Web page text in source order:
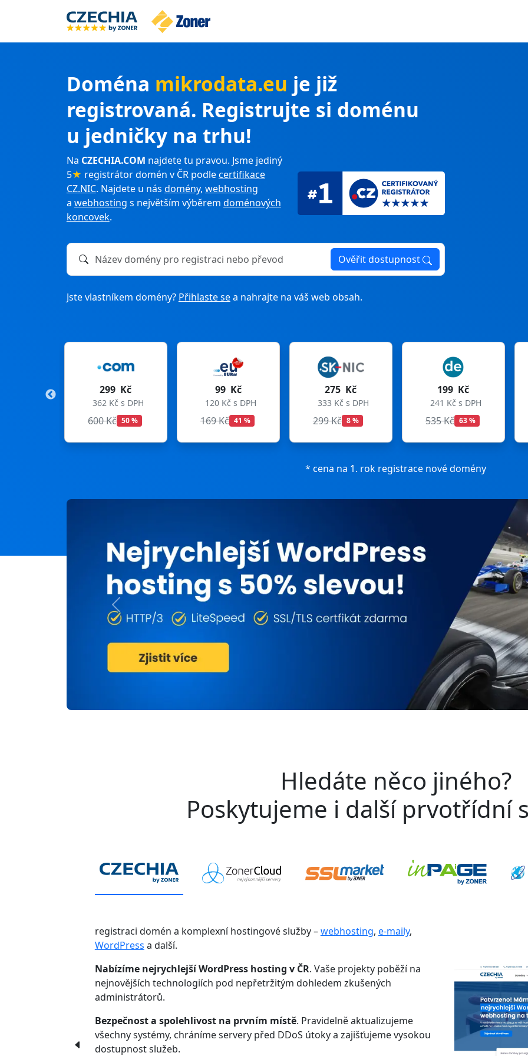
Doména mikrodata.eu je již
registrovaná. Registrujte si doménu
u jedničky na trhu!
Na CZECHIA.COM najdete tu pravou. Jsme jediný
5★ registrátor domén v ČR podlecertifikace
CZ.NIC. Najdete u nás domény, webhosting
a webhosting s největším výběrem doménových
koncovek.
Název domény k registraci nebo převodu Ověřit dostupnost
Jste vlastníkem domény? Přihlaste sea nahrajte na váš web obsah.
299 Kč
362 Kč s DPH 120 Kč s DPH
169 Kč
333 Kč s DPH
299 Kč
199 Kč
241 Kč s DPH
535 Kč
199 Kč
241 Kč s DPH
699 Kč
* cena na 1. rok registrace nové domény
Previous
Hledáte něco jiného?
Poskytujeme i další prvotřídní
registraci domén a komplexní hostingové služby –webhosting, e-maily,
WordPress a další.
Nabízíme nejrychlejší WordPress hosting v ČR. Vaše projekty poběží na
nejnovějších technologiích pod nepřetržitým dohledem zkušených
administrátorů.
Bezpečnost a spolehlivost na prvním místě. Pravidelně aktualizujeme
všechny systémy, chráníme servery před DDoS útoky a zajišťujeme vysokou
dostupnost služeb.